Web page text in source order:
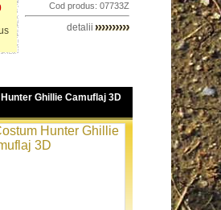
Cod produs: 07733Z
detalii
Ghillie Camuflaj 3D